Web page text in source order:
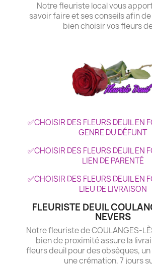
Notre fleuriste local vous
savoir faire et ses conseils afin
bien choisir vos fleurs
✅CHOISIR DES FLEURS DEUIL EN
GENRE DU DÉFUNT
✅CHOISIR DES FLEURS DEUIL EN
LIEN DE PARENTÉ
✅CHOISIR DES FLEURS DEUIL EN
LIEU DE LIVRAISON
FLEURISTE DEUIL
NEVERS
Notre fleuriste de COULANGES-
bien de proximité assure la
fleurs deuil pour des obsèques,
une crémation, 7 jours